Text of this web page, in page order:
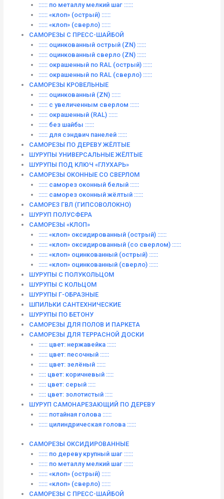
:::::: по металлу мелкий шаг ::::::
:::::: «клоп» (острый) ::::::
:::::: «клоп» (сверло) ::::::
САМОРЕЗЫ С ПРЕСС-ШАЙБОЙ
:::::: оцинкованный острый (ZN) ::::::
:::::: оцинкованный сверло (ZN) ::::::
:::::: окрашенный по RAL (острый) ::::::
:::::: окрашенный по RAL (сверло) ::::::
САМОРЕЗЫ КРОВЕЛЬНЫЕ
:::::: оцинкованный (ZN) ::::::
:::::: с увеличенным сверлом ::::::
:::::: окрашенный (RAL) ::::::
:::::: без шайбы ::::::
:::::: для сэндвич панелей ::::::
САМОРЕЗЫ ПО ДЕРЕВУ ЖЁЛТЫЕ
ШУРУПЫ УНИВЕРСАЛЬНЫЕ ЖЁЛТЫЕ
ШУРУПЫ ПОД КЛЮЧ «ГЛУХАРЬ»
САМОРЕЗЫ ОКОННЫЕ СО СВЕРЛОМ
:::::: саморез оконный белый ::::::
:::::: саморез оконный жёлтый ::::::
САМОРЕЗ ГВЛ (ГИПСОВОЛОКНО)
ШУРУП ПОЛУСФЕРА
САМОРЕЗЫ «КЛОП»
:::::: «клоп» оксидированный (острый) ::::::
:::::: «клоп» оксидированный (со сверлом) ::::::
:::::: «клоп» оцинкованный (острый) ::::::
:::::: «клоп» оцинкованный (сверло) ::::::
ШУРУПЫ С ПОЛУКОЛЬЦОМ
ШУРУПЫ С КОЛЬЦОМ
ШУРУПЫ Г-ОБРАЗНЫЕ
ШПИЛЬКИ САНТЕХНИЧЕСКИЕ
ШУРУПЫ ПО БЕТОНУ
САМОРЕЗЫ ДЛЯ ПОЛОВ И ПАРКЕТА
САМОРЕЗЫ ДЛЯ ТЕРРАСНОЙ ДОСКИ
:::::: цвет: нержавейка ::::::
:::::: цвет: песочный ::::::
:::::: цвет: зелёный ::::::
::::: цвет: коричневый :::::
::::: цвет: серый :::::
::::: цвет: золотистый :::::
ШУРУП САМОНАРЕЗАЮЩИЙ ПО ДЕРЕВУ
:::::: потайная голова ::::::
:::::: цилиндрическая голова ::::::
САМОРЕЗЫ ОКСИДИРОВАННЫЕ
:::::: по дереву крупный шаг ::::::
:::::: по металлу мелкий шаг ::::::
:::::: «клоп» (острый) ::::::
:::::: «клоп» (сверло) ::::::
САМОРЕЗЫ С ПРЕСС-ШАЙБОЙ